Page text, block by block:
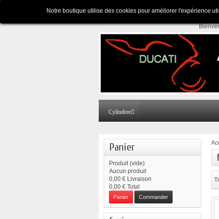
Appelez-nous au :Pour tous
Cylindree
Notre boutique utilise des cookies pour améliorer l'expérience
Panier
Produit (vide)
Aucun produit
0,00 € Livraison
0,00 € Total
Panier Commander